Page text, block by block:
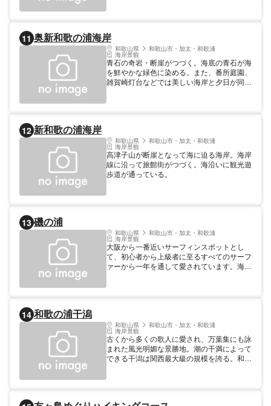
キャンプなど自然観察やレクリエーションの
好適地で、京阪神エリアからでも日帰りで十
分楽しめる。 令和元年１０月に音声ＡＲア
プリ「友ヶ島」の配信が開始された、アプリ
によって観光施設の音声ガイドと第３砲台跡
で開催されている音の美術館を楽しむことが
11 奥新和歌の浦海岸
和歌山県 和歌山市・加太・和歌浦
海岸景観
青石の奇岩・断崖がつづく。海底の青石が海
を鮮やかな緑色に染める。また、番所庭園、
雑賀崎灯台などでは美しい海岸と夕日が同時
12 新和歌の浦海岸
和歌山県 和歌山市・加太・和歌浦
海岸景観
高津子山が断崖となって海に迫る海岸。海岸
線に沿って旅館街がつづく。海沿いに観光遊
歩道が通っている。
13 磯の浦
和歌山県 和歌山市・加太・和歌浦
海岸景観
大阪から一番近いサーフィンスポットとし
て、初心者から上級者に至るすべてのサーフ
ァーから一年を通して愛されています。海水
14 和歌の浦干潟
和歌山県 和歌山市・加太・和歌浦
海岸景観
古くから多くの歌人に愛され、万葉集にも詠
まれた風光明媚な景勝地。潮の干満によって
できる干潟は関西最大級の規模を誇る。和歌